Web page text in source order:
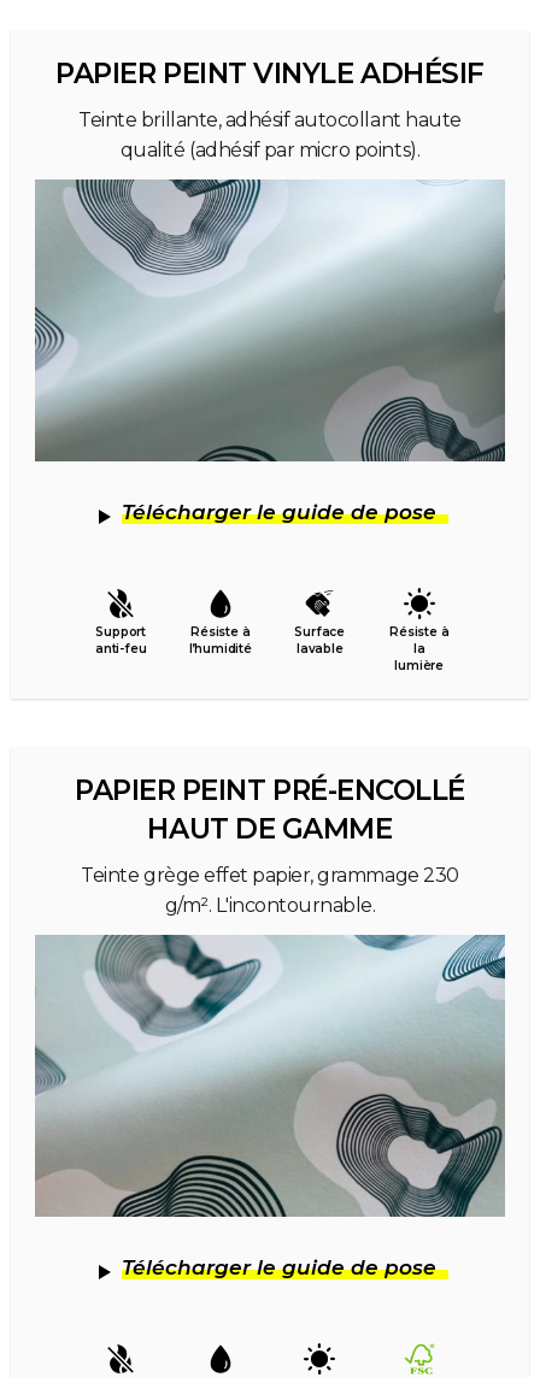
PAPIER PEINT VINYLE ADHÉSIF
Teinte brillante, adhésif autocollant haute
qualité (adhésif par micro points).
Télécharger le guide de pose
Support
anti-feu
Résiste à
l’humidité
Surface
lavable
Résiste à
la
lumière
PAPIER PEINT PRÉ-ENCOLLÉ
HAUT DE GAMME
Teinte grège effet papier, grammage 230
g/m². L'incontournable.
Télécharger le guide de pose